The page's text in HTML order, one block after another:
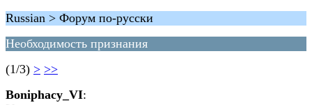
Russian > Форум по-русски
Необходимость признания
(1/3) > >>
Boniphacy_VI: